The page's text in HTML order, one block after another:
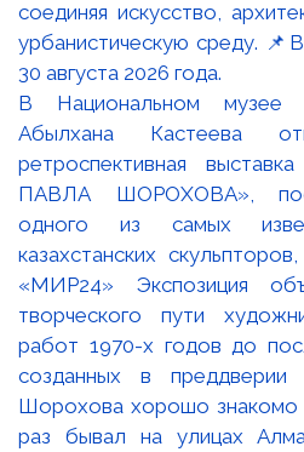
В Национальном музее
Абылхана Кастеева
ретроспективная
ПАВЛА ШОРОХОВА»,
одного из самых
казахстанских
«МИР24» Экспозиция
творческого пути
работ 1970-х годов до
созданных в
Шорохова хорошо знакомо
раз бывал на улицах